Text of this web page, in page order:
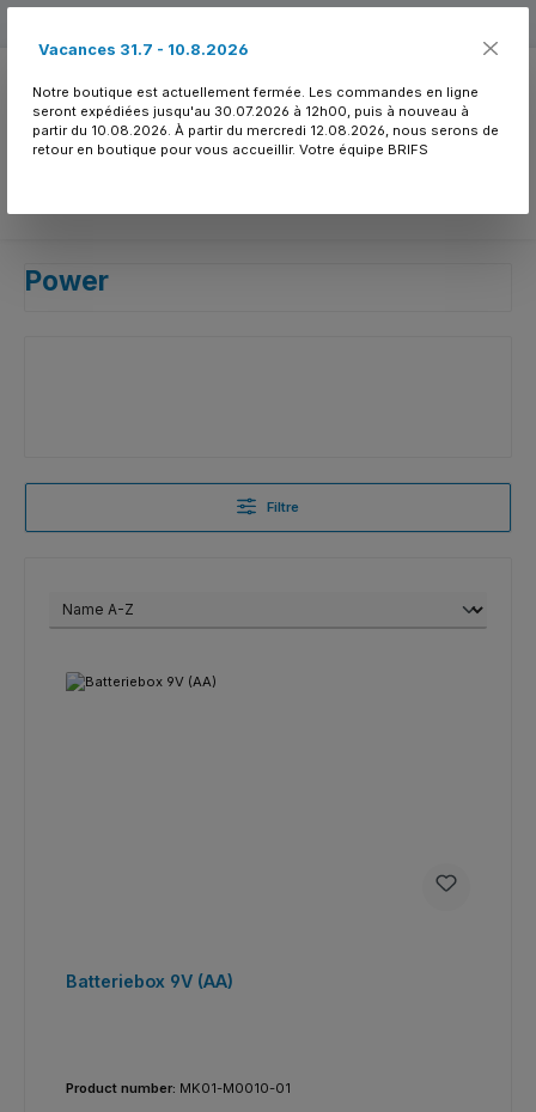
Power
Filtre
Batteriebox 9V (AA)
Product number: MK01-M0010-01
Vacances 31.7 - 10.8.2026
Notre boutique est actuellement fermée. Les commandes en ligne
seront expédiées jusqu'au 30.07.2026 à 12h00, puis à nouveau à
partir du 10.08.2026. À partir du mercredi 12.08.2026, nous serons de
retour en boutique pour vous accueillir. Votre équipe BRIFS